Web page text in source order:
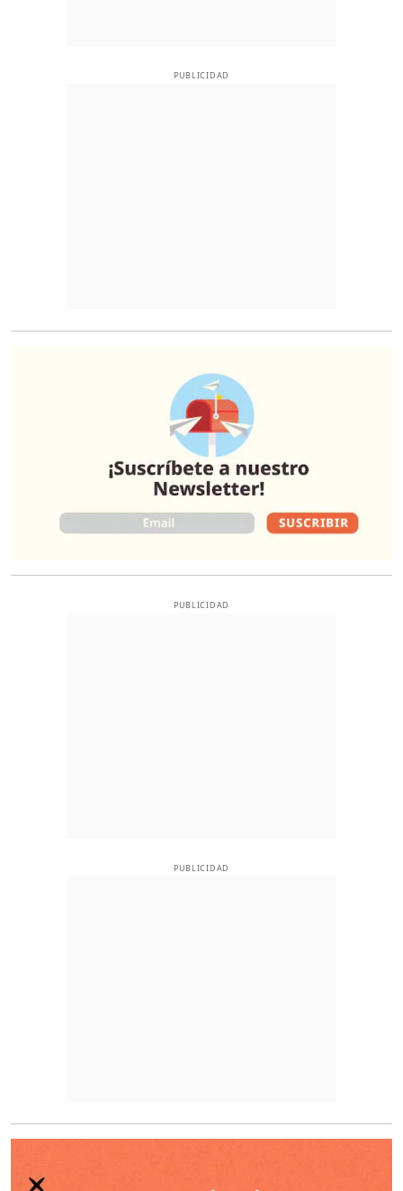
PUBLICIDAD
PUBLICIDAD
PUBLICIDAD